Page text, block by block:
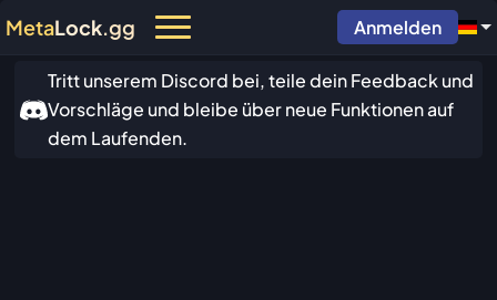
MetaLock.gg Anmelden
Tritt unserem Discord bei, teile dein Feedback und
Vorschläge und bleibe über neue Funktionen auf
dem Laufenden.